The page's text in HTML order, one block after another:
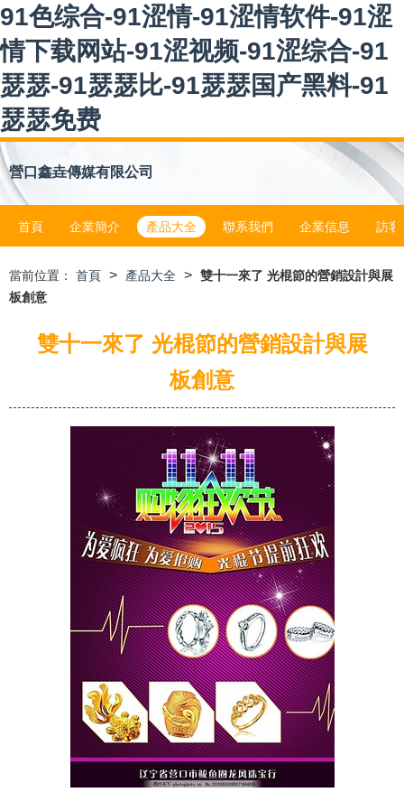
91色综合-91涩情-91涩情软件-91涩
情下载网站-91涩视频-91涩综合-91
瑟瑟-91瑟瑟比-91瑟瑟国产黑料-91
瑟瑟免费
營口鑫垚傳媒有限公司
首頁 企業簡介 產品大全 聯系我們 企業信息 訪客
當前位置： 首頁 > 產品大全 > 雙十一來了 光棍節的營銷設計與展
板創意
雙十一來了 光棍節的營銷設計與展
板創意